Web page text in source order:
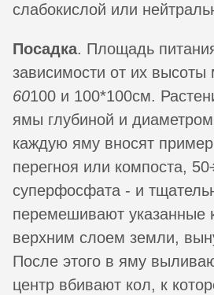
слабокислой или
Посадка. Площадь
зависимости от их высоты
60100 и 100*100см.
ямы глубиной и
каждую яму вносят
перегноя или компоста,
суперфосфата - и
перемешивают указанные
верхним слоем земли,
После этого в яму
центр вбивают кол, к